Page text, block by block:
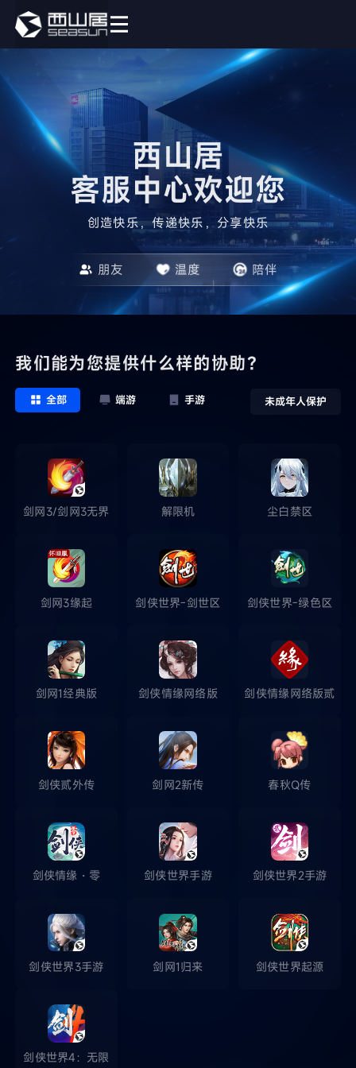
创造快乐，传递快乐，分享快乐
西山居
客服中心欢迎您
朋友 温度 陪伴
我们能为您提供什么样的协助？
全部 端游 手游 未成年人保护
剑网3/剑网3无界 解限机 尘白禁区
剑网3缘起 剑侠世界-剑世区 剑侠世界-绿色区
剑网1经典版 剑侠情缘网络版 剑侠情缘网络版贰
剑侠贰外传 剑网2新传 春秋Q传
剑侠情缘・零 剑侠世界手游 剑侠世界2手游
剑侠世界3手游 剑网1归来 剑侠世界起源
剑侠世界4：无限